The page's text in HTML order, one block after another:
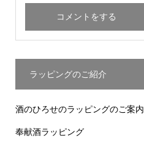
ラッピングのご紹介
酒のひろせのラッピングのご案内
奉献酒ラッピング